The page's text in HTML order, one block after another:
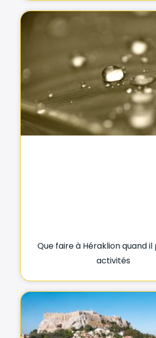
Que faire à Héraklion quand il
activités